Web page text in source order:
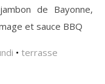
de Bayonne,
et sauce BBQ
• terrasse